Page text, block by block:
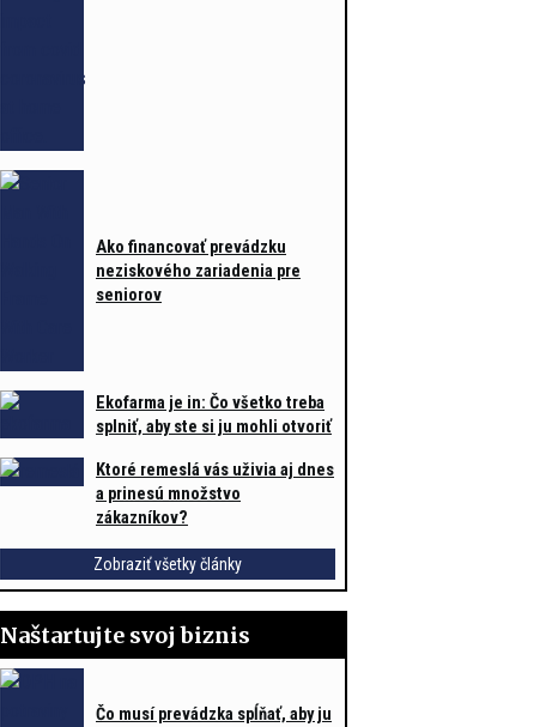
Ako financovať prevádzku
neziskového zariadenia pre
seniorov
Ekofarma je in: Čo všetko treba
splniť, aby ste si ju mohli otvoriť
Ktoré remeslá vás uživia aj dnes
a prinesú množstvo
zákazníkov?
Zobraziť všetky články
Naštartujte svoj biznis
Čo musí prevádzka spĺňať, aby ju